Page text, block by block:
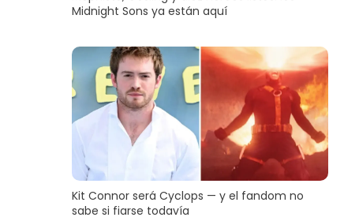
Midnight Sons ya están aquí
Kit Connor será Cyclops — y el fandom no
sabe si fiarse todavía